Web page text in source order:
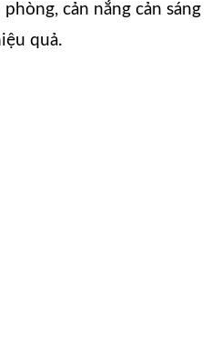
cản nắng cản sáng
quả.